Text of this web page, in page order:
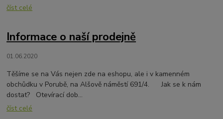
číst celé
Informace o naší prodejně
01.06.2020
Těšíme se na Vás nejen zde na eshopu, ale i v kamenném
obchůdku v Porubě, na Alšově náměstí 691/4. Jak se k nám
dostat? Otevírací dob...
číst celé